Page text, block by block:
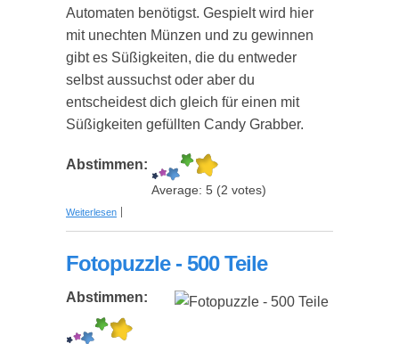
Automaten benötigst. Gespielt wird hier
mit unechten Münzen und zu gewinnen
gibt es Süßigkeiten, die du entweder
selbst aussuchst oder aber du
entscheidest dich gleich für einen mit
Süßigkeiten gefüllten Candy Grabber.
Abstimmen:
Average: 5 (2 votes)
Weiterlesen über Candy Grabber - Süßigkeiten Automat für
Fotopuzzle - 500 Teile
Abstimmen: